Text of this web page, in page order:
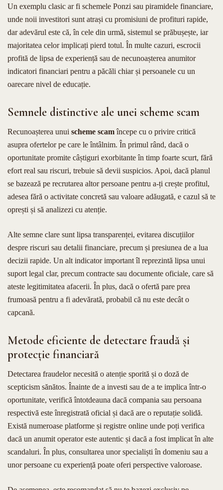
Un exemplu clasic ar fi schemele Ponzi sau piramidele financiare,
unde noii investitori sunt atrași cu promisiuni de profituri rapide,
dar adevărul este că, în cele din urmă, sistemul se prăbușește, iar
majoritatea celor implicați pierd totul. În multe cazuri, escrocii
profită de lipsa de experiență sau de necunoașterea anumitor
indicatori financiari pentru a păcăli chiar și persoanele cu un
oarecare nivel de educație.
Semnele distinctive ale unei scheme scam
Recunoașterea unui scheme scamîncepe cu o privire critică
asupra ofertelor pe care le întâlnim. În primul rând, dacă o
oportunitate promite câștiguri exorbitante în timp foarte scurt, fără
efort real sau riscuri, trebuie să devii suspicios. Apoi, dacă planul
se bazează pe recrutarea altor persoane pentru a-ți crește profitul,
adesea fără o activitate concretă sau valoare adăugată, e cazul să te
oprești și să analizezi cu atenție.
Alte semne clare sunt lipsa transparenței, evitarea discuțiilor
despre riscuri sau detalii financiare, precum și presiunea de a lua
decizii rapide. Un alt indicator important îl reprezintă lipsa unui
suport legal clar, precum contracte sau documente oficiale, care să
ateste legitimitatea afacerii. În plus, dacă o ofertă pare prea
frumoasă pentru a fi adevărată, probabil că nu este decât o
capcană.
Metode eficiente de detectare fraudă și
protecție financiară
Detectarea fraudelor necesită o atenție sporită și o doză de
scepticism sănătos. Înainte de a investi sau de a te implica într-o
oportunitate, verifică întotdeauna dacă compania sau persoana
respectivă este înregistrată oficial și dacă are o reputație solidă.
Există numeroase platforme și registre online unde poți verifica
dacă un anumit operator este autentic și dacă a fost implicat în alte
scandaluri. În plus, consultarea unor specialiști în domeniu sau a
unor persoane cu experiență poate oferi perspective valoroase.